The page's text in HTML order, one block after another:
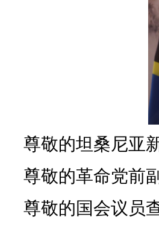
尊敬的坦桑尼亚
尊敬的革命党前
尊敬的国会议员